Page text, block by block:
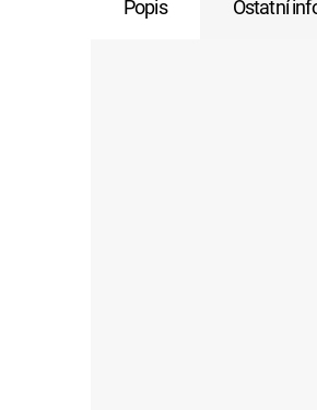
Popis Ostatní